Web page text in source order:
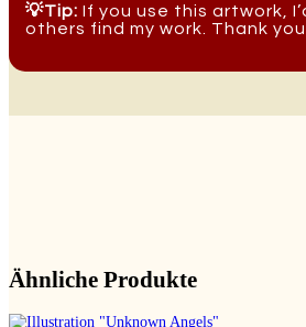
💡Tip: If you use this artwork,
others find my work. Thank
Ähnliche Produkte